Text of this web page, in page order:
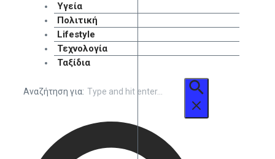
Υγεία
Πολιτική
Lifestyle
Τεχνολογία
Ταξίδια
Αναζήτηση για: